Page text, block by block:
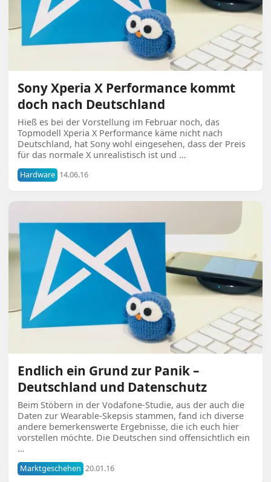
Sony Xperia X Performance kommt
doch nach Deutschland
Hieß es bei der Vorstellung im Februar noch, das
Topmodell Xperia X Performance käme nicht nach
Deutschland, hat Sony wohl eingesehen, dass der Preis
für das normale X unrealistisch ist und …
Hardware 14.06.16
Endlich ein Grund zur Panik –
Deutschland und Datenschutz
Beim Stöbern in der Vodafone-Studie, aus der auch die
Daten zur Wearable-Skepsis stammen, fand ich diverse
andere bemerkenswerte Ergebnisse, die ich euch hier
vorstellen möchte. Die Deutschen sind offensichtlich ein
…
Marktgeschehen 20.01.16